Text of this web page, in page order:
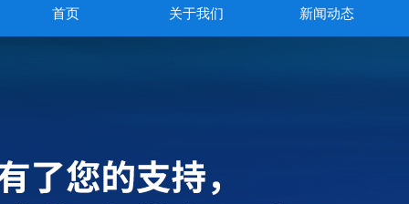
首页 关于我们 新闻动态